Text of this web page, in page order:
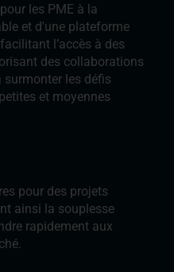
les PME à la
et d'une plateforme
l’accès à des
des collaborations
surmonter les défis
et moyennes
pour des projets
ainsi la souplesse
rapidement aux